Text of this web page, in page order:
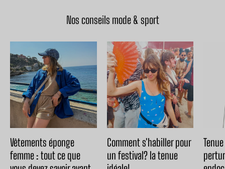
Nos conseils mode & sport
Vêtements éponge
femme : tout ce que
Comment s'habiller pour
un festival? la tenue